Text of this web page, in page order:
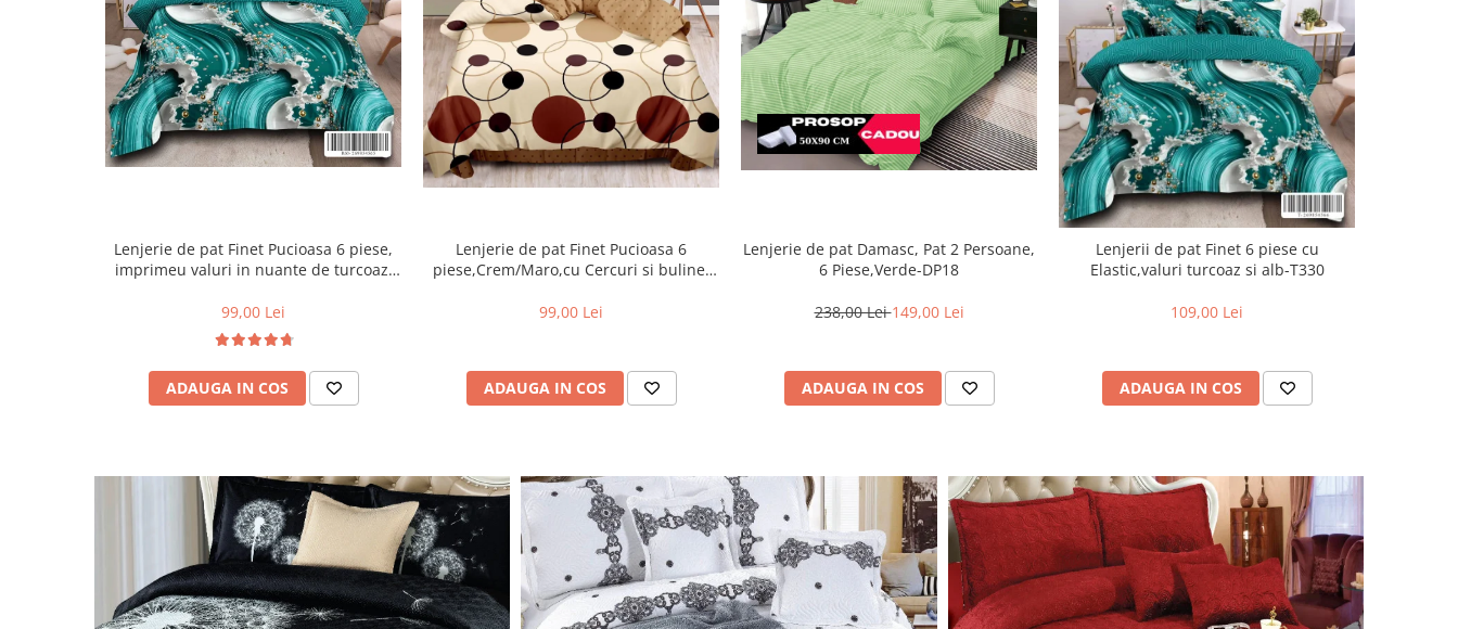
Lenjerie de pat Finet Pucioasa 6 piese,
imprimeu valuri in nuante de turcoaz,
99,00 Lei
ADAUGA IN COS
Lenjerie de pat Finet Pucioasa 6
piese,Crem/Maro,cu Cercuri si buline-
99,00 Lei
ADAUGA IN COS
Lenjerie de pat Damasc, Pat 2 Persoane,
6 Piese,Verde-DP18
238,00 Lei149,00 Lei
ADAUGA IN COS
Lenjerii de pat Finet 6 piese cu
Elastic,valuri turcoaz si alb-T330
109,00 Lei
ADAUGA IN COS